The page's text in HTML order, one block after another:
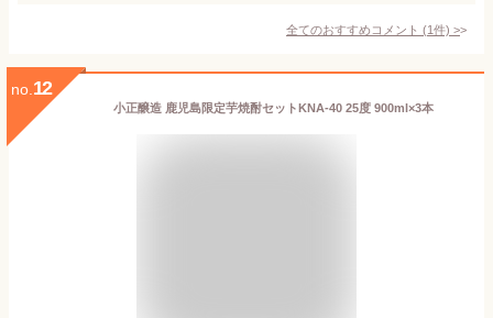
全てのおすすめコメント (1件) >
no. 12
小正醸造 鹿児島限定芋焼酎セットKNA-40 25度 900ml×3本